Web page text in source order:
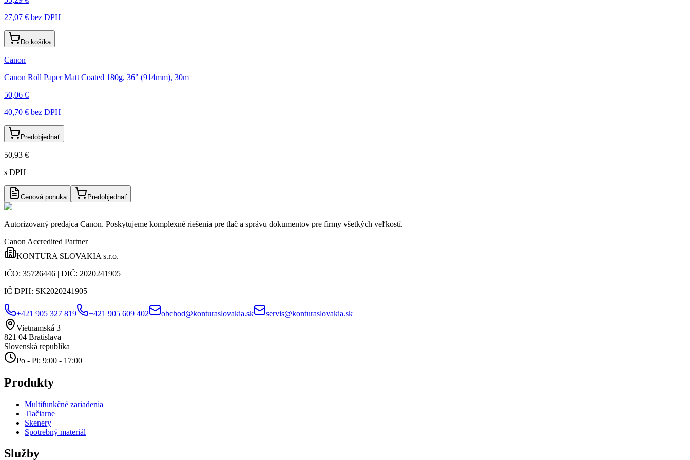
27,07 € bez DPH
Do košíka
Canon
Canon Roll Paper Matt Coated 180g, 36" (914mm), 30m
50,06 €
40,70 € bez DPH
Predobjednať
50,93 €
s DPH
Cenová ponuka Predobjednať
Autorizovaný predajca Canon. Poskytujeme komplexné riešenia pre tlač a správu dokumentov pre firmy všetkých veľkostí.
Canon Accredited Partner
KONTURA SLOVAKIA s.r.o.
IČO: 35726446 | DIČ: 2020241905
IČ DPH: SK2020241905
+421 905 327 819 +421 905 609 402 obchod@konturaslovakia.sk
servis@konturaslovakia.sk
Vietnamská 3
821 04 Bratislava
Slovenská republika
Po - Pi: 9:00 - 17:00
Produkty
Multifunkčné zariadenia
Tlačiarne
Skenery
Spotrebný materiál
Služby